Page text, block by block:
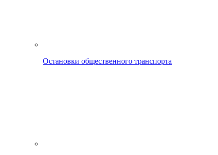
Остановки общественного транспорта